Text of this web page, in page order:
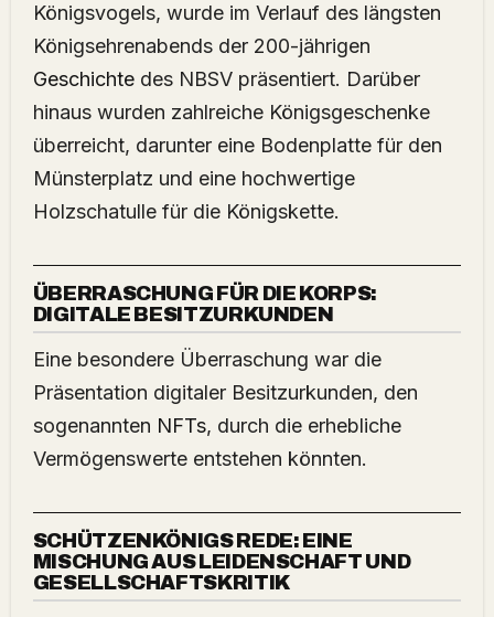
Königsvogels, wurde im Verlauf des längsten
Königsehrenabends der 200-jährigen
Geschichtedes NBSV präsentiert. Darüber
hinaus wurden zahlreiche Königsgeschenke
überreicht, darunter eine Bodenplatte für den
Münsterplatz und eine hochwertige
Holzschatulle für die Königskette.
ÜBERRASCHUNG FÜR DIE KORPS:
DIGITALE BESITZURKUNDEN
Eine besondere Überraschung war die
Präsentation digitaler Besitzurkunden, den
sogenannten NFTs, durch die erhebliche
Vermögenswerte entstehen könnten.
SCHÜTZENKÖNIGS REDE: EINE
MISCHUNG AUS LEIDENSCHAFT UND
GESELLSCHAFTSKRITIK